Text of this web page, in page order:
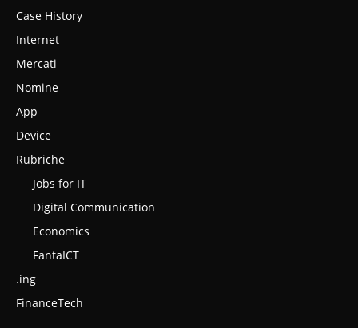
Case History
Internet
Mercati
Nomine
App
Device
Rubriche
Jobs for IT
Digital Communication
Economics
FantaICT
.ing
FinanceTech